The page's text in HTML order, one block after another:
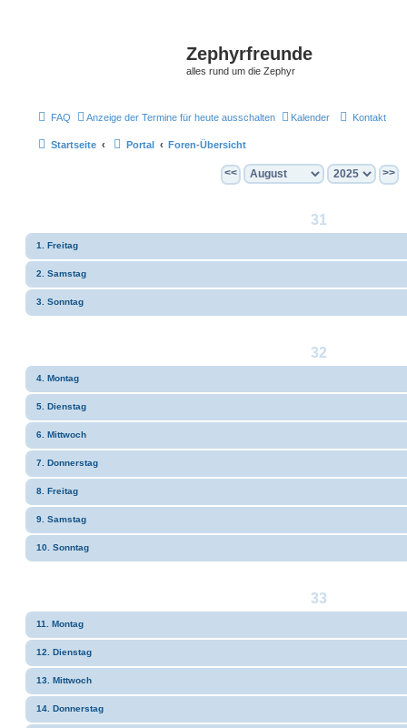
Zephyrfreunde
alles rund um die Zephyr
FAQ Anzeige der Termine für heute ausschalten Kalender Kontakt
Startseite Portal Foren-Übersicht
<< >>
31
1. Freitag
2. Samstag
3. Sonntag
32
4. Montag
5. Dienstag
6. Mittwoch
7. Donnerstag
8. Freitag
9. Samstag
10. Sonntag
33
11. Montag
12. Dienstag
13. Mittwoch
14. Donnerstag